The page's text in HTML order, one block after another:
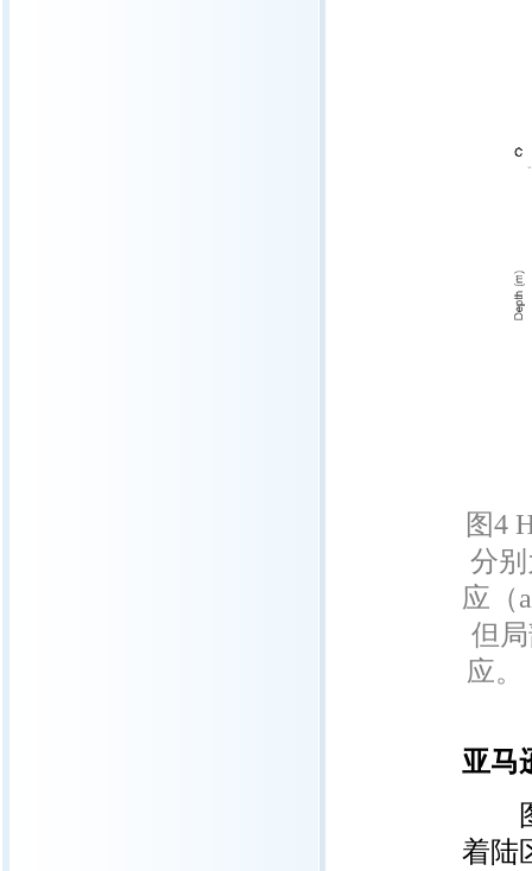
图4
分别
应（
但
应
亚马
图5
着陆